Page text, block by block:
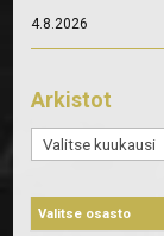
4.8.2026
Arkistot
Arkistot